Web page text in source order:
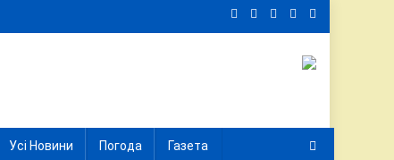
Усі Новини Погода Газета